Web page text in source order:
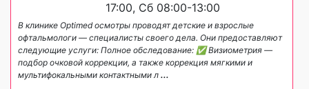
17:00, Сб 08:00-13:00
В клинике Optimed осмотры проводят детские и взрослые
офтальмологи — специалисты своего дела. Они предоставляют
следующие услуги: Полное обследование: ✅ Визиометрия —
подбор очковой коррекции, а также коррекция мягкими и
мультифокальными контактными л ...